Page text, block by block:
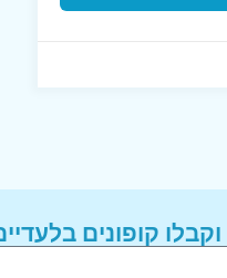
קופונים